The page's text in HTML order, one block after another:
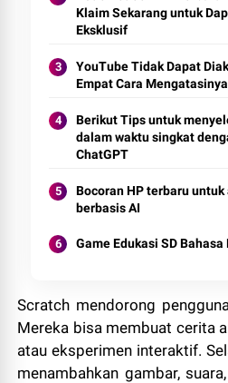
Klaim Sekarang untuk
Eksklusif
YouTube Tidak Dapat
Empat Cara Mengatasinya
Berikut Tips untuk
dalam waktu singkat
ChatGPT
Bocoran HP terbaru
berbasis AI
Game Edukasi SD Bahasa
Scratch mendorong
Mereka bisa membuat cerita
atau eksperimen interaktif.
menambahkan gambar,